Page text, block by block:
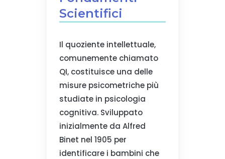
Scientifici
Il quoziente intellettuale,
comunemente chiamato
QI, costituisce una delle
misure psicometriche più
studiate in psicologia
cognitiva. Sviluppato
inizialmente da Alfred
Binet nel 1905 per
identificare i bambini che